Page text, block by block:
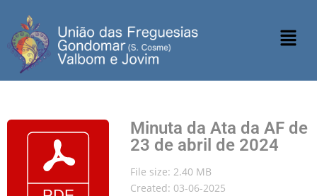
Minuta da Ata da AF de
23 de abril de 2024
File size: 2.40 MB
Created: 03-06-2025